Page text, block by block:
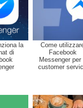
di confine
e